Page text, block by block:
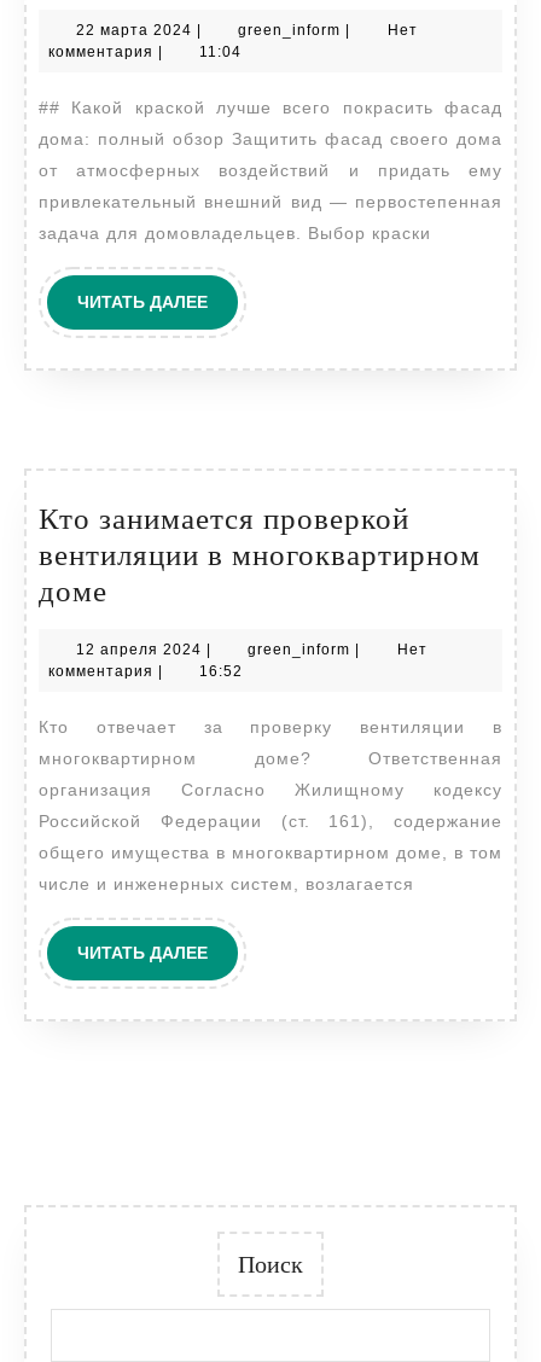
лучше
покрасить
фасад
дома
22 марта 2024 22
марта
| green_inform green_inform
|
Нет
комментария | 11:04
## Какой краской лучше всего покрасить фасад
дома: полный обзор Защитить фасад своего дома
от атмосферных воздействий и придать ему
привлекательный внешний вид — первостепенная
задача для домовладельцев. Выбор краски
ЧИТАТЬ ДАЛЕЕЧИТАТЬ
ДАЛЕЕ
Кто занимается проверкой
вентиляции в многоквартирном
доме
проверкой
в
многоквартирном
доме
12 апреля 2024 12
апреля
green_inform green_inform
Нет
комментария
16:52
Кто отвечает за проверку вентиляции в
многоквартирном доме? Ответственная
организация Согласно Жилищному кодексу
Российской Федерации (ст. 161), содержание
общего имущества в многоквартирном доме, в том
числе и инженерных систем, возлагается
ЧИТАТЬ ДАЛЕЕЧИТАТЬ
ДАЛЕЕ
Поиск